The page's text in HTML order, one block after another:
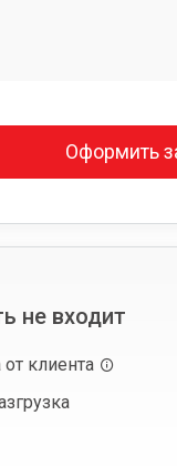
Оформить
не входит
от клиента